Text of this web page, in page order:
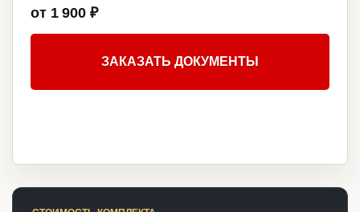
от 1 900 ₽
ЗАКАЗАТЬ ДОКУМЕНТЫ